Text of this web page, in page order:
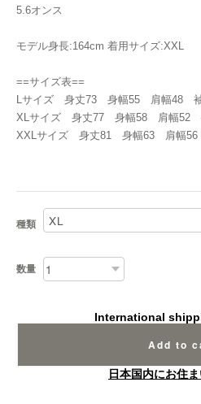
5.6オンス
モデル身長:164cm 着用サイズ:XXL
==サイズ表==
Lサイズ 身丈73 身幅55 肩幅48
XLサイズ 身丈77 身幅58 肩幅52
XXLサイズ 身丈81 身幅63 肩幅
種類
数量
International
Add to
日本国内にお住